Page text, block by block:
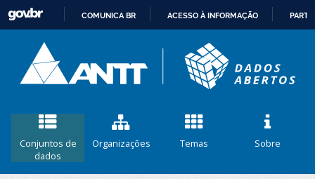
CONTEÚDO
COMUNICA BR ACESSO À INFORMAÇÃO
Conjuntos de
dados
Organizações Temas Sobre